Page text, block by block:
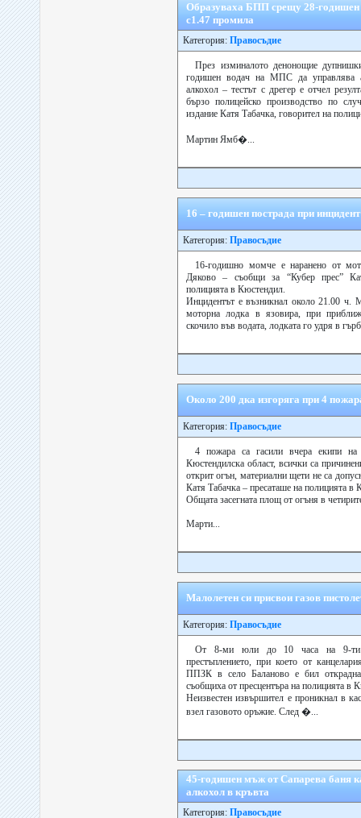
Образуваха БПП срещу 28-
с1.47 промила
Категория: Правосъдие
През изминалото денонощие
годишен водач на МПС да управлява
алкохол – тестът с дрегер е отчел
бързо полицейско производство по
издание Катя Табачка, говорител на
Мартин Ямб�...
16 – годишен пострада при
Категория: Правосъдие
16-годишно момче е наранено от
Дяково – съобщи за “Кубер прес”
полицията в Кюстендил.
Инцидентът е възникнал около 21.00 ч.
моторна лодка в язовира, при
скочило във водата, лодката го удря в
Около 200 дка изгоряга при 4
Категория: Правосъдие
4 пожара са гасили вчера екипи
Кюстендилска област, всички са
открит огън, материални щети не са
Катя Табачка – пресаташе на полицията в
Общата засегната площ от огъня в
Марти...
Малолетен си присвои газов
Категория: Правосъдие
От 8-ми юли до 10 часа на 9-ти
престъплението, при което от
ППЗК в село Баланово е бил
съобщиха от пресцентъра на полицията в
Неизвестен извършител е проникнал в
взел газовото оръжие. След �...
45-годишен мъж от Сапарева баня
алкохол в кръвта
Категория: Правосъдие